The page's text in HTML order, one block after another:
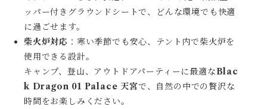
ッパー付きグラウンドシートで、どんな環境でも快適
に過ごせます。
柴火炉対応 ：寒い季節でも安心、テント内で柴火炉を
使用できる設計。
キャンプ、登山、アウトドアパーティーに最適なBlac
k Dragon 01 Palace 天宮で、自然の中での贅沢な
時間をお楽しみください。